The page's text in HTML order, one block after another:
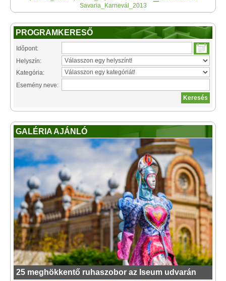
Savaria_Karnevál_2013
PROGRAMKERESŐ
Időpont:
Helyszín:
Kategória:
Esemény neve:
GALÉRIA AJÁNLÓ
25 meghökkentő ruhaszobor az Iseum udvarán